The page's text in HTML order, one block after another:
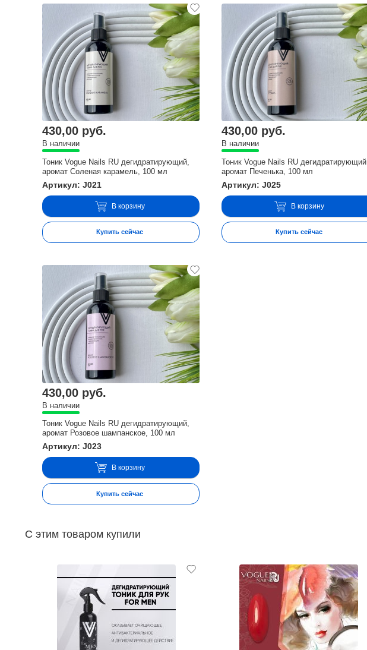
430,00 руб.
В наличии
Тоник Vogue Nails RU дегидратирующий,
аромат Соленая карамель, 100 мл
Артикул: J021
В корзину
Купить сейчас
430,00 руб.
В наличии
Тоник Vogue Nails RU дегидратирующий,
аромат Печенька, 100 мл
Артикул: J025
В корзину
Купить сейчас
430,00 руб.
В наличии
Тоник Vogue Nails RU дегидратирующий,
аромат Розовое шампанское, 100 мл
Артикул: J023
В корзину
Купить сейчас
С этим товаром купили